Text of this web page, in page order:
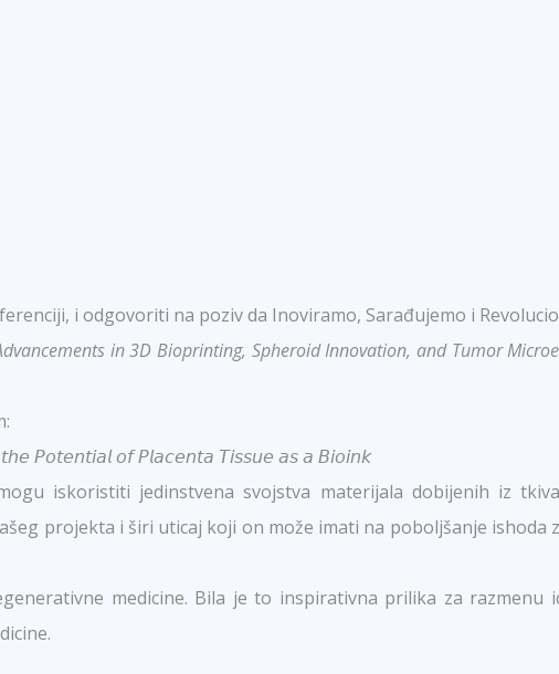
i odgovoriti na poziv da Inoviramo, Sarađujemo i
in 3D Bioprinting, Spheroid Innovation, and Tumor
𝘗𝘰𝘵𝘦𝘯𝘵𝘪𝘢𝘭 𝘰𝘧 𝘗𝘭𝘢𝘤𝘦𝘯𝘵𝘢 𝘛𝘪𝘴𝘴𝘶𝘦 𝘢𝘴 𝘢 𝘉𝘪𝘰𝘪𝘯𝘬
iskoristiti jedinstvena svojstva materijala dobijenih iz
projekta i širi uticaj koji on može imati na poboljšanje ishoda
medicine. Bila je to inspirativna prilika za razmenu